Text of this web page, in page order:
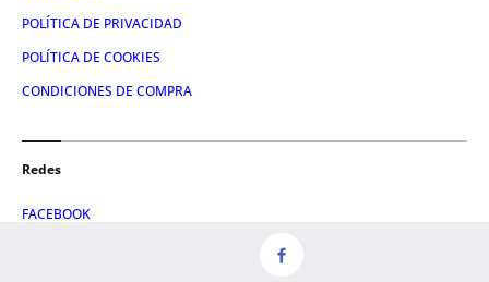
POLÍTICA DE PRIVACIDAD
POLÍTICA DE COOKIES
CONDICIONES DE COMPRA
Redes
FACEBOOK